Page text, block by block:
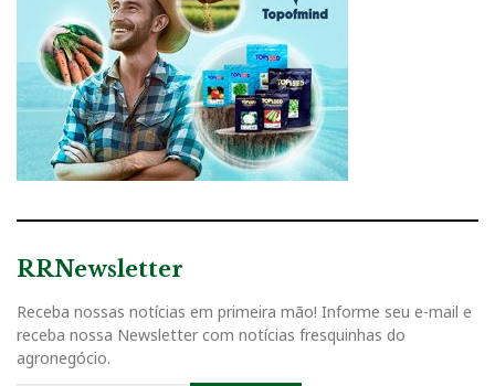
RRNewsletter
Receba nossas notícias em primeira mão! Informe seu e-mail e
receba nossa Newsletter com notícias fresquinhas do
agronegócio.